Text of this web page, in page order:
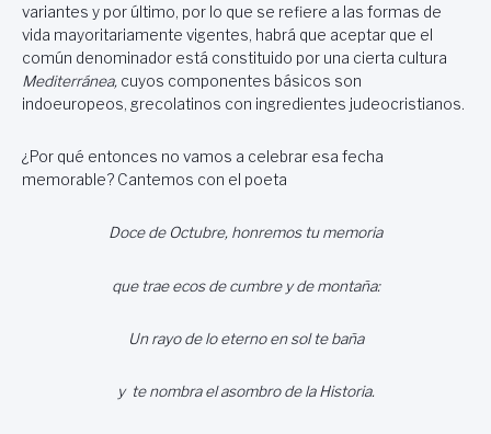
variantes y por último, por lo que se refiere a las formas de
vida mayoritariamente vigentes, habrá que aceptar que el
común denominador está constituido por una cierta cultura
Mediterránea, cuyos componentes básicos son
indoeuropeos, grecolatinos con ingredientes judeocristianos.
¿Por qué entonces no vamos a celebrar esa fecha
memorable? Cantemos con el poeta
Doce de Octubre, honremos tu memoria
que trae ecos de cumbre y de montaña:
Un rayo de lo eterno en sol te baña
y te nombra el asombro de la Historia.